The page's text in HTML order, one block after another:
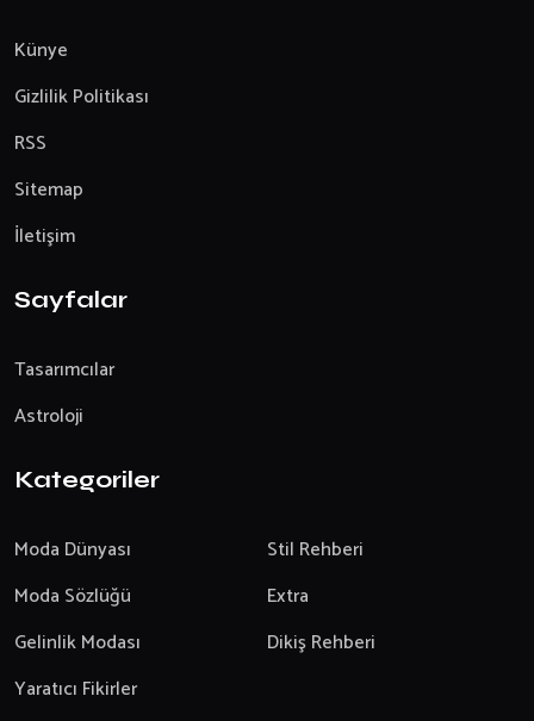
Künye
Gizlilik Politikası
RSS
Sitemap
İletişim
Sayfalar
Tasarımcılar
Astroloji
Kategoriler
Moda Dünyası
Stil Rehberi
Moda Sözlüğü
Extra
Gelinlik Modası
Dikiş Rehberi
Yaratıcı Fikirler